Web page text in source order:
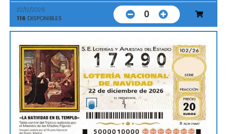
22/12/2026
116 DISPONIBLES 0